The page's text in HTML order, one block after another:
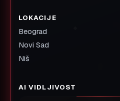
LOKACIJE
Beograd
Novi Sad
Niš
AI VIDLJIVOST